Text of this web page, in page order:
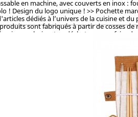
en machine, avec couverts en inox
! Design du logo unique ! >> Pochette
dédiés à l’univers de la cuisine et
sont fabriqués à partir de cosses
unique valorisant ce déchet pour en faire
coloration et le vernis, ces articles en
BOKEN (Japon), CTI (Chine),